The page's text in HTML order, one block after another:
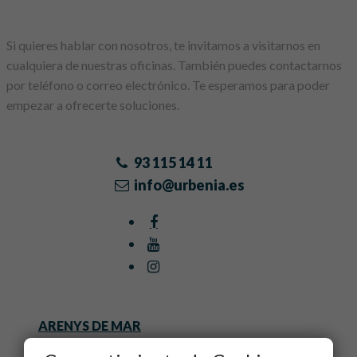
93 115 14 11
info@urbenia.es
Si quieres hablar con nosotros, te invitamos a visitarnos en
cualquiera de nuestras oficinas. También puedes contactarnos
por teléfono o correo electrónico. Te esperamos para poder
empezar a ofrecerte soluciones.
ARENYS DE MAR